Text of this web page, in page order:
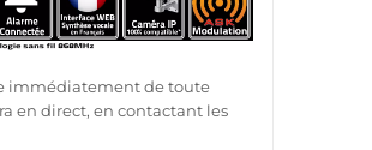
immédiatement de toute
en direct, en contactant les